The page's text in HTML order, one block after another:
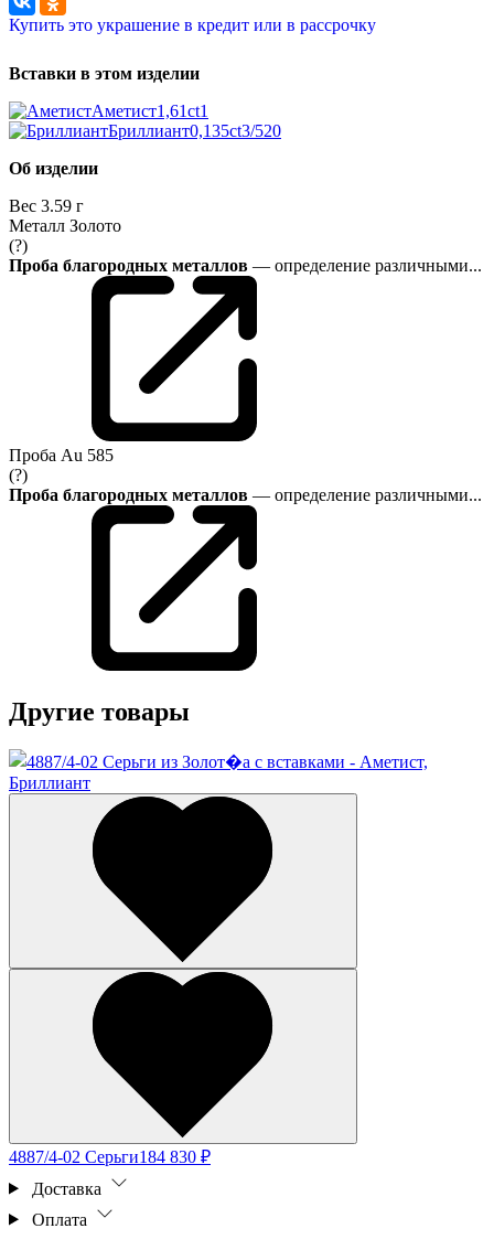
Купить это украшение в кредит или в рассрочку
Вставки в этом изделии
Аметист1,61ct1
Бриллиант0,135ct3/520
Об изделии
Вес 3.59 г
Металл Золото
(?)
Проба благородных металлов — определение различными...
Проба Au 585
(?)
Проба благородных металлов — определение различными...
Другие товары
4887/4-02 Серьги184 830 ₽
Доставка
Оплата